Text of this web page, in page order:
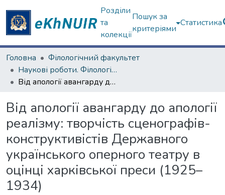
Розділи
та
колекції
Пошук за
критеріями
Статистика
Головна
Філологічний факультет
Наукові роботи. Філологічний факультет
Від апології авангарду до апології реалізму: творчість сценографів-конструктивістів Державного українського оперного театру в оцінці харківської преси (1925–1934)
Від апології авангарду до апології
реалізму: творчість сценографів-
конструктивістів Державного
українського оперного театру в
оцінці харківської преси (1925–
1934)